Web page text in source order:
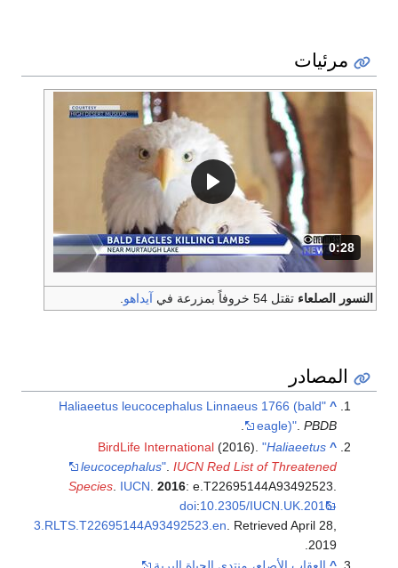
مرئيات
المدة: 28 ثانية.
0:28
النسور الصلعاءتقتل 54 خروفاً بمزرعة في آيداهو.
المصادر
^
"Haliaeetus leucocephalus Linnaeus 1766 (bald
eagle)" .PBDB
.
^
BirdLife International(2016)."Haliaeetus
leucocephalus" .IUCN Red List of Threatened
Species .IUCN .2016 : e.T22695144A93492523.
doi:10.2305/IUCN.UK.2016-
3.RLTS.T22695144A93492523.en
. RetrievedApril 28,
2019
.